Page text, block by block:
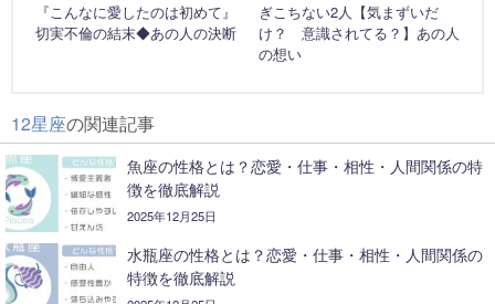
『こんなに愛したのは初めて』
切実不倫の結末◆あの人の決断
ぎこちない2人【気まずいだ
け？ 意識されてる？】あの人
の想い
12星座の関連記事
魚座の性格とは？恋愛・仕事・相性・人間関係の特
徴を徹底解説
2025年12月25日
水瓶座の性格とは？恋愛・仕事・相性・人間関係の
特徴を徹底解説